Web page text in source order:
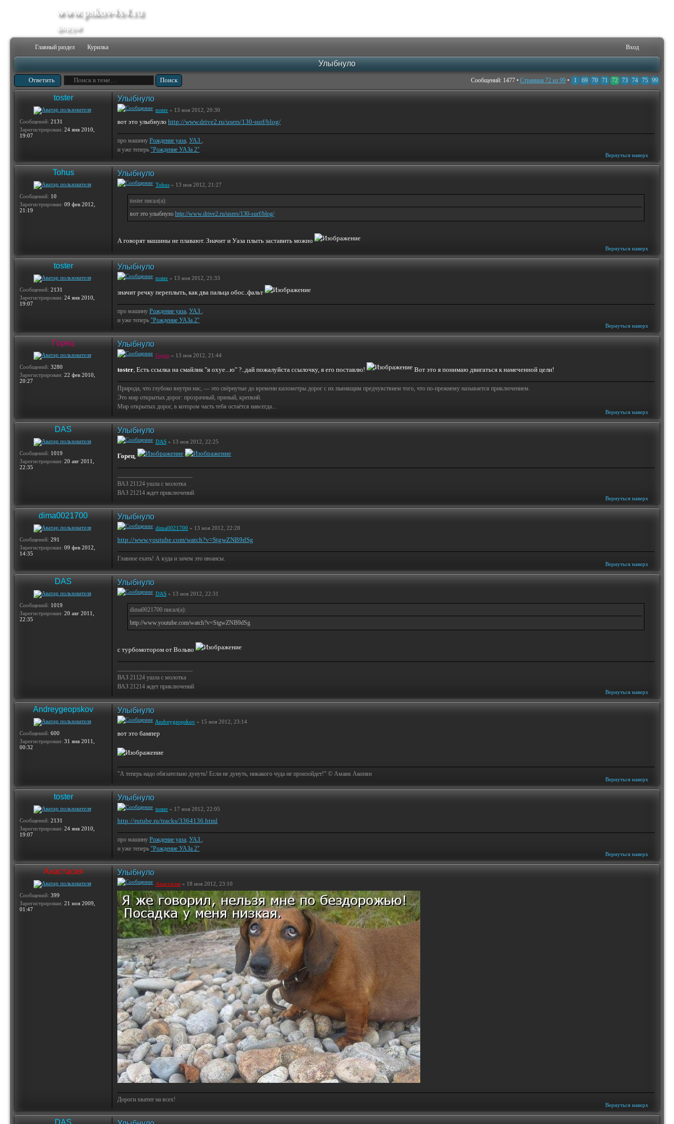
www.pskov4x4.ru
форум
Главный раздел Курилка Вход
Улыбнуло
Ответить Сообщений: 1477 • Страница 72 из 99 • 1 69 70 71 72 73 74 75 99
toster
Сообщений: 2131
Зарегистрирован: 24 янв 2010,
19:07
Улыбнуло
toster » 13 ноя 2012, 20:30
вот это улыбнуло http://www.drive2.ru/users/130-surf/blog/
про машину Рождение уаза, УАЗ ,
и уже теперь "Рождение УАЗа 2"
Вернуться наверх
Tohus
Сообщений: 10
Зарегистрирован: 09 фев 2012,
21:19
Улыбнуло
Tohus » 13 ноя 2012, 21:27
toster писал(а):
вот это улыбнуло http://www.drive2.ru/users/130-surf/blog/
А говорят машины не плавают. Значит и Уаза плыть заставить можно
Вернуться наверх
toster
Сообщений: 2131
Зарегистрирован: 24 янв 2010,
19:07
Улыбнуло
toster » 13 ноя 2012, 21:33
значит речку переплыть, как два пальца обос..фальт
про машину Рождение уаза, УАЗ ,
и уже теперь "Рождение УАЗа 2"
Вернуться наверх
Горец
Сообщений: 3280
Зарегистрирован: 22 фев 2010,
20:27
Улыбнуло
Горец » 13 ноя 2012, 21:44
toster, Есть ссылка на смайлик "я охуе...ю" ?..дай пожалуйста ссылочку, я его поставлю! Вот это я понимаю двигаться к намеченной цели!
Природа, что глубоко внутри нас, — это свёрнутые до времени километры дорог с их пьянящим предчувствием того, что по-прежнему называется приключением.
Это мир открытых дорог: прозрачный, пряный, крепкий.
Мир открытых дорог, в котором часть тебя остаётся навсегда...
Вернуться наверх
DAS
Сообщений: 1019
Зарегистрирован: 20 авг 2011,
22:35
Улыбнуло
DAS » 13 ноя 2012, 22:25
Горец,
ВАЗ 21124 ушла с молотка
ВАЗ 21214 ждет приключений
Вернуться наверх
dima0021700
Сообщений: 291
Зарегистрирован: 09 фев 2012,
14:35
Улыбнуло
dima0021700 » 13 ноя 2012, 22:28
http://www.youtube.com/watch?v=StgwZNB9dSg
Главное ехать! А куда и зачем это нюансы.
Вернуться наверх
DAS
Сообщений: 1019
Зарегистрирован: 20 авг 2011,
22:35
Улыбнуло
DAS » 13 ноя 2012, 22:31
dima0021700 писал(а):
http://www.youtube.com/watch?v=StgwZNB9dSg
с турбомотором от Вольво
ВАЗ 21124 ушла с молотка
ВАЗ 21214 ждет приключений
Вернуться наверх
Andreygeopskov
Сообщений: 600
Зарегистрирован: 31 янв 2011,
00:32
Улыбнуло
Andreygeopskov » 15 ноя 2012, 23:14
вот это бампер
"А теперь надо обязательно дунуть! Если не дунуть, никакого чуда не произойдет!" © Амаяк Акопян
Вернуться наверх
toster
Сообщений: 2131
Зарегистрирован: 24 янв 2010,
19:07
Улыбнуло
toster » 17 ноя 2012, 22:05
http://rutube.ru/tracks/3364136.html
про машину Рождение уаза, УАЗ ,
и уже теперь "Рождение УАЗа 2"
Вернуться наверх
Анастасия
Сообщений: 399
Зарегистрирован: 21 ноя 2009,
01:47
Улыбнуло
Анастасия » 18 ноя 2012, 23:10
Дороги хватит на всех!
Вернуться наверх
DAS